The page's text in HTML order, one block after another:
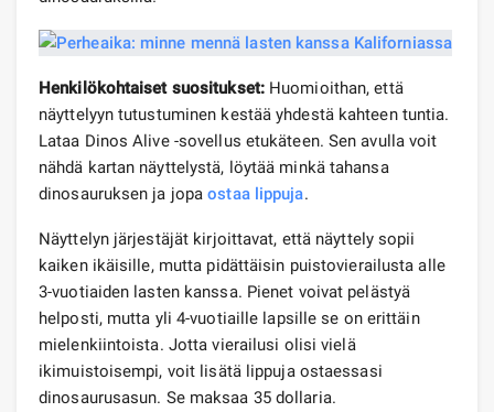
Henkilökohtaiset suositukset:Huomioithan, että
näyttelyyn tutustuminen kestää yhdestä kahteen tuntia.
Lataa Dinos Alive -sovellus etukäteen. Sen avulla voit
nähdä kartan näyttelystä, löytää minkä tahansa
dinosauruksen ja jopaostaa lippuja.
Näyttelyn järjestäjät kirjoittavat, että näyttely sopii
kaiken ikäisille, mutta pidättäisin puistovierailusta alle
3-vuotiaiden lasten kanssa. Pienet voivat pelästyä
helposti, mutta yli 4-vuotiaille lapsille se on erittäin
mielenkiintoista. Jotta vierailusi olisi vielä
ikimuistoisempi, voit lisätä lippuja ostaessasi
dinosaurusasun. Se maksaa 35 dollaria.